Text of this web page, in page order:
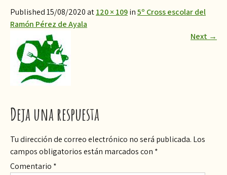
Published 15/08/2020 at120 × 109in5º Cross escolar del
Ramón Pérez de Ayala
Next →
Deja una respuesta
Tu dirección de correo electrónico no será publicada. Los
campos obligatorios están marcados con *
Comentario *